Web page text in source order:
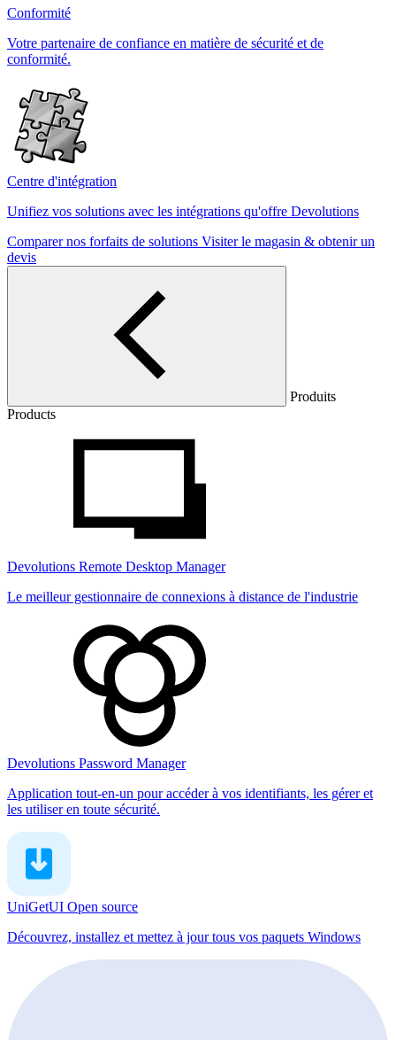
Conformité
Votre partenaire de confiance en matière de sécurité et de
conformité.
Centre d'intégration
Unifiez vos solutions avec les intégrations qu'offre Devolutions
Comparer nos forfaits de solutions Visiter le magasin & obtenir un
devis
Produits
Products
Devolutions Remote Desktop Manager
Le meilleur gestionnaire de connexions à distance de l'industrie
Devolutions Password Manager
Application tout-en-un pour accéder à vos identifiants, les gérer et
les utiliser en toute sécurité.
UniGetUI Open source
Découvrez, installez et mettez à jour tous vos paquets Windows